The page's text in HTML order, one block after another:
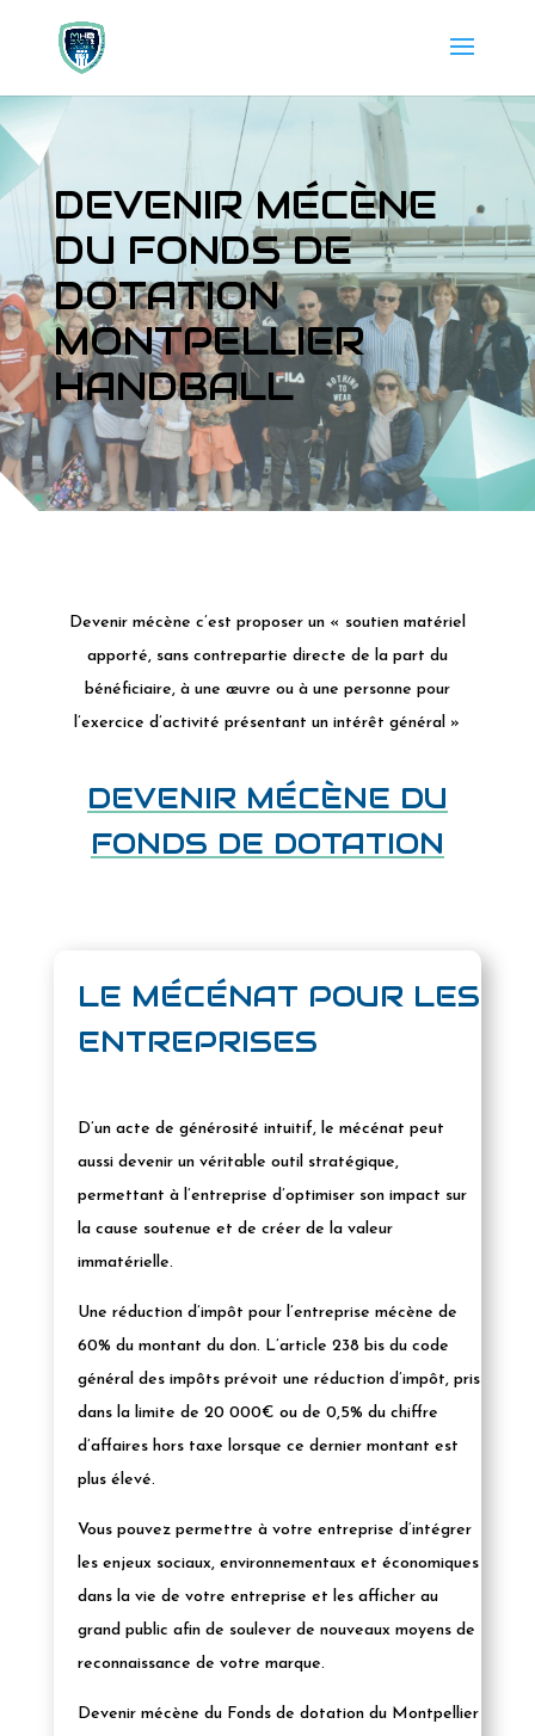
DEVENIR MÉCÈNE
DU FONDS DE
DOTATION
MONTPELLIER
HANDBALL
Devenir mécène c’est proposer un « soutien matériel
apporté, sans contrepartie directe de la part du
bénéficiaire, à une œuvre ou à une personne pour
l’exercice d’activité présentant un intérêt général »
DEVENIR MÉCÈNE DU
FONDS DE DOTATION
LE MÉCÉNAT POUR LES
ENTREPRISES
D’un acte de générosité intuitif, le mécénat peut
aussi devenir un véritable outil stratégique,
permettant à l’entreprise d’optimiser son impact sur
la cause soutenue et de créer de la valeur
immatérielle.
Une réduction d’impôt pour l’entreprise mécène de
60% du montant du don. L’article 238 bis du code
général des impôts prévoit une réduction d’impôt, pris
dans la limite de 20 000€ ou de 0,5% du chiffre
d’affaires hors taxe lorsque ce dernier montant est
plus élevé.
Vous pouvez permettre à votre entreprise d’intégrer
les enjeux sociaux, environnementaux et économiques
dans la vie de votre entreprise et les afficher au
grand public afin de soulever de nouveaux moyens de
reconnaissance de votre marque.
Devenir mécène du Fonds de dotation du Montpellier